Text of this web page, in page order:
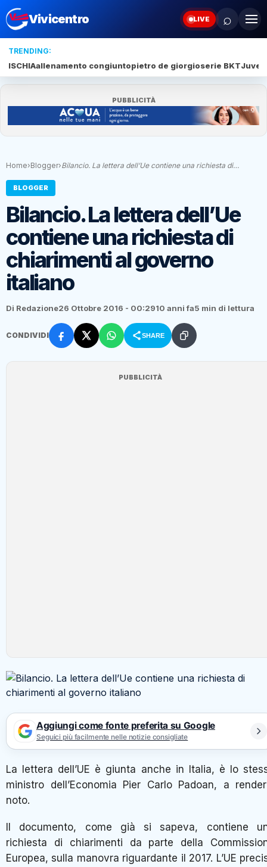
Vivicentro LIVE ⌕
TRENDING:
ISCHIAallenamento congiuntopietro de giorgioserie BKTJuve
PUBBLICITÀ
Home›Blogger›Bilancio. La lettera dell’Ue contiene una richiesta di…
BLOGGER
Bilancio. La lettera dell’Ue
contiene una richiesta di
chiarimenti al governo
italiano
Di Redazione26 Ottobre 2016 - 00:2910 anni fa5 min di lettura
CONDIVIDI SHARE
PUBBLICITÀ
Aggiungi come fonte preferita su Google
Seguici più facilmente nelle notizie consigliate
La lettera dell’UE è giunta anche in Italia, è lo
ministro dell’Economia Pier Carlo Padoan, a
noto.
Il documento, come già si sapeva, contiene
richiesta di chiarimenti da parte della
Europea, sulla manovra riguardante il 2017. L’UE